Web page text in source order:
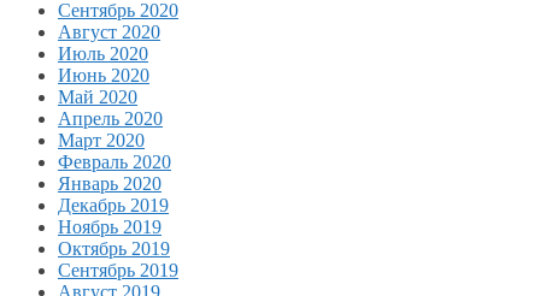
Сентябрь 2020
Август 2020
Июль 2020
Июнь 2020
Май 2020
Апрель 2020
Март 2020
Февраль 2020
Январь 2020
Декабрь 2019
Ноябрь 2019
Октябрь 2019
Сентябрь 2019
Август 2019